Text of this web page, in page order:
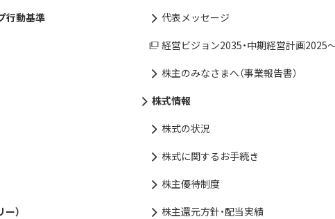
行動基準
）
代表メッセージ
経営ビジョン2035・中期経営計画2025〜
株主のみなさまへ（事業報告書）
株式情報
株式の状況
株式に関するお手続き
株主優待制度
株主還元方針・配当実績